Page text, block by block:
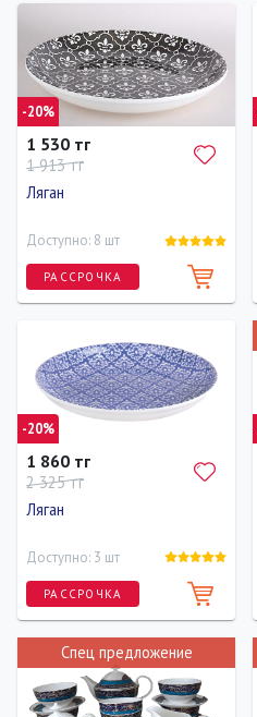
45 см
-20%
1 530 тг
1 913 тг
Ляган
Доступно: 8 шт
РАССРОЧКА
30 см
-20%
1 860 тг
2 325 тг
Ляган
Доступно: 3 шт
РАССРОЧКА
Ширина
30 см
Диаметр
30 см
Спец предложение